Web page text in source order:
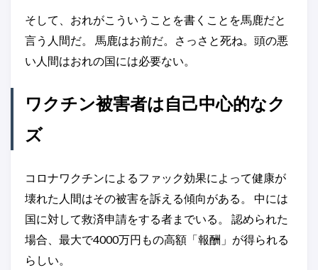
そして、おれがこういうことを書くことを馬鹿だと
言う人間だ。 馬鹿はお前だ。さっさと死ね。頭の悪
い人間はおれの国には必要ない。
ワクチン被害者は自己中心的なク
ズ
コロナワクチンによるファック効果によって健康が
壊れた人間はその被害を訴える傾向がある。 中には
国に対して救済申請をする者までいる。 認められた
場合、最大で4000万円もの高額「報酬」が得られる
らしい。